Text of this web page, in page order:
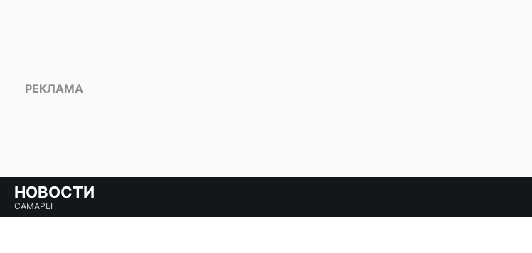
НОВОСТИ
САМАРЫ